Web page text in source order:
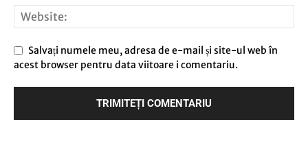
Salvați numele meu, adresa de e-mail și site-ul web în
acest browser pentru data viitoare i comentariu.